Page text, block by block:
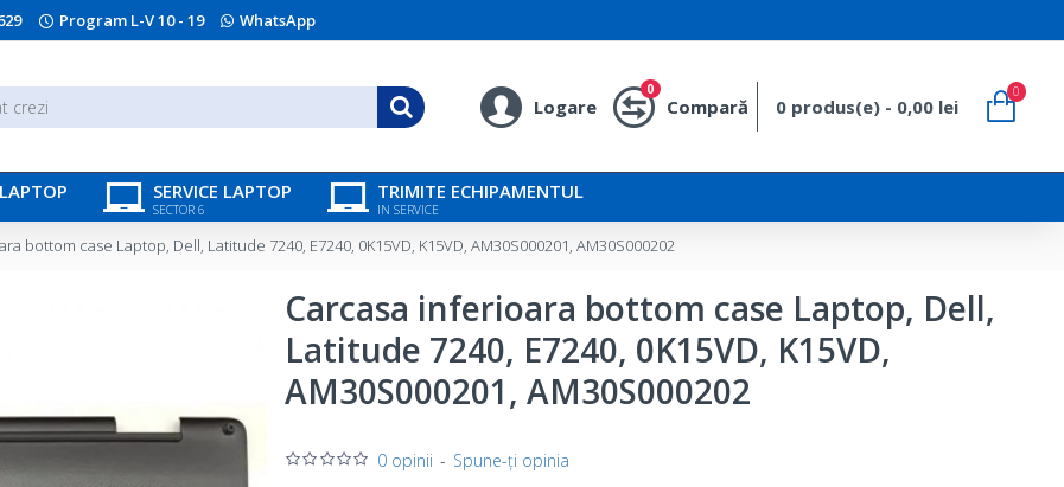
Program L-V 10 - 19 WhatsApp
Logare Compară
0
0 produs(e) - 0,00 lei
0
SERVICE LAPTOP
SECTOR 6
TRIMITE ECHIPAMENTUL
IN SERVICE
bottom case Laptop, Dell, Latitude 7240, E7240, 0K15VD, K15VD, AM30S000201, AM30S000202
Carcasa inferioara bottom case Laptop, Dell,
Latitude 7240, E7240, 0K15VD, K15VD,
AM30S000201, AM30S000202
0 opinii - Spune-ţi opinia